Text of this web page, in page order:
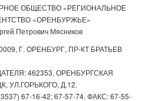
ОБЩЕСТВО «РЕГИОНАЛЬНОЕ
«ОРЕНБУРЖЬЕ»
Петрович Мясников
Г. ОРЕНБУРГ, ПР-КТ БРАТЬЕВ
462353, ОРЕНБУРГСКАЯ
УЛ.ГОРЬКОГО, Д.12.
67-16-42; 67-57-74. ФАКС: 67-55-